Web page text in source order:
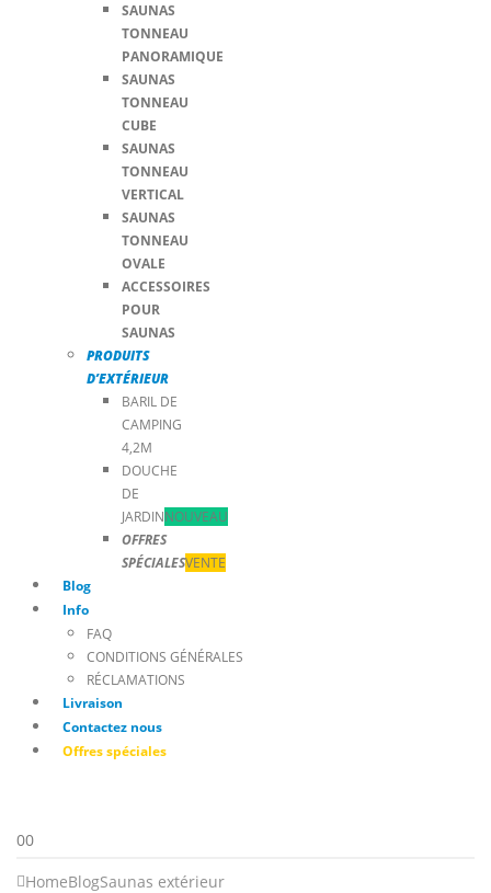
SAUNAS
TONNEAU
PANORAMIQUE
SAUNAS
TONNEAU
CUBE
SAUNAS
TONNEAU
VERTICAL
SAUNAS
TONNEAU
OVALE
ACCESSOIRES
POUR
SAUNAS
PRODUITS
D’EXTÉRIEUR
BARIL DE
CAMPING
4,2M
DOUCHE
DE
JARDINNOUVEAU
OFFRES
SPÉCIALESVENTE
Blog
Info
FAQ
CONDITIONS GÉNÉRALES
RÉCLAMATIONS
Livraison
Contactez nous
Offres spéciales
00
HomeBlogSaunas extérieur